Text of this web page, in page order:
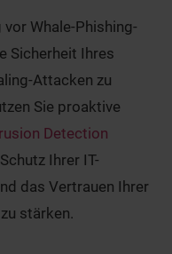
Whale-Phishing-
Sicherheit Ihres
Attacken zu
Sie proaktive
Detection
Ihrer IT-
das Vertrauen Ihrer
stärken.